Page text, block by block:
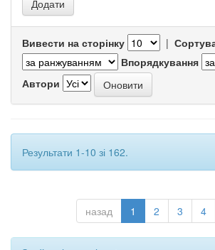
Вивести на сторінку |
Впорядкування
Автори
Результати 1-10 зі 162.
назад 1 2 3 4